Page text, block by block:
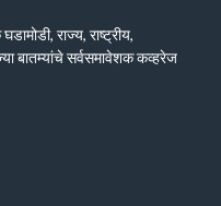
राज्य, राष्ट्रीय,
बातम्यांचे सर्वसमावेशक कव्हरेज